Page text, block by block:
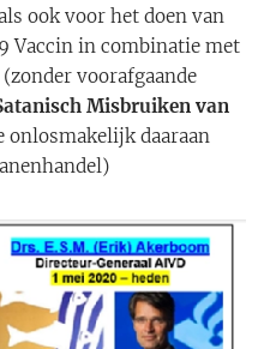
ook voor het doen van
Vaccin in combinatie met
voorafgaande
Misbruiken van
onlosmakelijk daaraan